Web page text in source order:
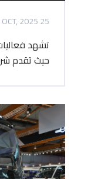
25 OCT, 2025
حيث تقدم